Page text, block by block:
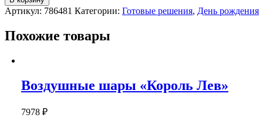
шары
"Ромашки"
Артикул: 786481 Категории: Готовые решения, День рождения
Похожие товары
Воздушные шары «Король Лев»
7978 ₽